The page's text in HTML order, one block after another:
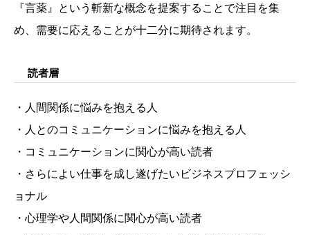
『言薬』という斬新な概念を提案することで注目を集
め、需要に応えることが十二分に期待されます。
読者層
・人間関係に悩みを抱える人
・人とのコミュニケーションに悩みを抱える人
・コミュニケーションに関心が高い読者
・さらによい仕事を成し遂げたいビジネスプロフェッシ
ョナル
・心理学や人間関係に関心が高い読者